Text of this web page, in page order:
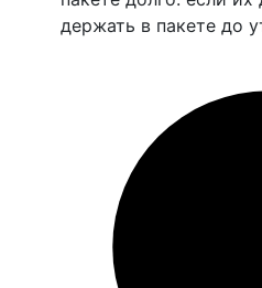
держать в пакете до